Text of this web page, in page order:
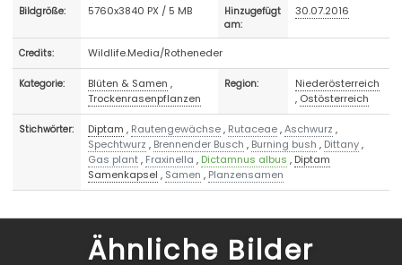
Bildgröße: 5760x3840 PX / 5 MB
Hinzugefügt
am:
30.07.2016
Credits: Wildlife.Media/Rotheneder
Kategorie: Blüten & Samen ,
Trockenrasenpflanzen
Region:
Niederösterreich
, Ostösterreich
Stichwörter: Diptam , Rautengewächse, Rutaceae,Aschwurz ,
Spechtwurz , Brennender Busch , Burning bush , Dittany,
Gas plant, Fraxinella , Dictamnus albus , Diptam
Samenkapsel , Samen , Planzensamen
Ähnliche Bilder